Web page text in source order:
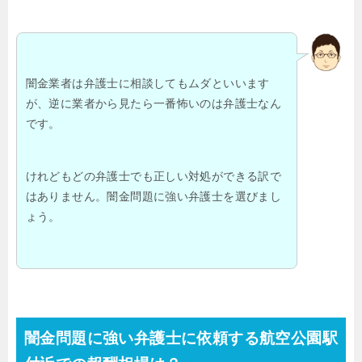
闇金業者は弁護士に相談してもムダといいます
が、逆に業者から見たら一番怖いのは弁護士なん
です。
けれどもどの弁護士でも正しい対処ができる訳で
はありません。闇金問題に強い弁護士を選びまし
ょう。
闇金問題に強い弁護士に依頼する航空公園駅